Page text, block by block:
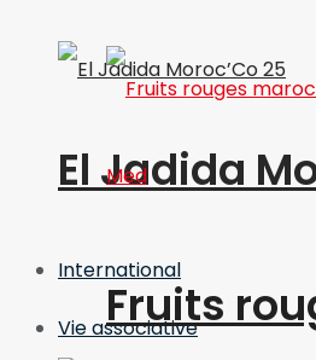
El Jadida
International
Vie associative
Fruits